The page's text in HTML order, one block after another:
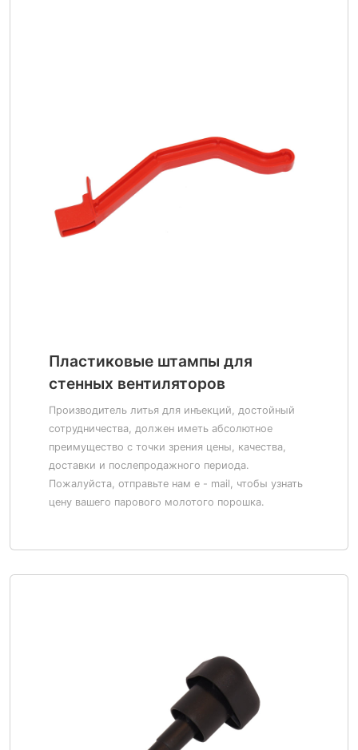
Пластиковые штампы для
стенных вентиляторов
Производитель литья для инъекций, достойный
сотрудничества, должен иметь абсолютное
преимущество с точки зрения цены, качества,
доставки и послепродажного периода.
Пожалуйста, отправьте нам e - mail, чтобы узнать
цену вашего парового молотого порошка.